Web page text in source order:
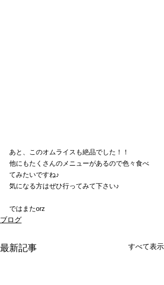
あと、このオムライスも絶品でした！！
他にもたくさんのメニューがあるので色々食べ
てみたいですね♪
気になる方はぜひ行ってみて下さい♪
ではまたorz
ブログ
最新記事 すべて表示